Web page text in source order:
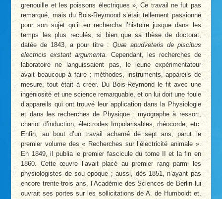
grenouille et les poissons électriques », Ce travail ne fut pas
remarqué, mais du Bois-Reymond s’était tellement passionné
pour son sujet qu’il en rechercha l’histoire jusque dans les
temps les plus reculés, si bien que sa thèse de doctorat,
datée de 1843, a pour titre : Quæ apudveteris de piscibus
electricis exstant argumenta. Cependant, les recherches de
laboratoire ne languissaient pas, le jeune expérimentateur
avait beaucoup à faire : méthodes, instruments, appareils de
mesure, tout était à créer. Du Bois-Reymond le fit avec une
ingéniosité et une science remarquable, et on lui doit une foule
d’appareils qui ont trouvé leur application dans la Physiologie
et dans les recherches de Physique : myographe à ressort,
chariot d’induction, électrodes Impolarisables, rhéocorde, etc.
Enfin, au bout d’un travail acharné de sept ans, parut le
premier volume des « Recherches sur l’électricité animale ».
En 1849, il publia le premier fascicule du tome II et la fin en
1860. Cette œuvre l’avait placé au premier rang parmi les
physiologistes de sou époque ; aussi, dès 1851, n’ayant pas
encore trente-trois ans, l’Académie des Sciences de Berlin lui
ouvrait ses portes sur les sollicitations de A. de Humboldt et,